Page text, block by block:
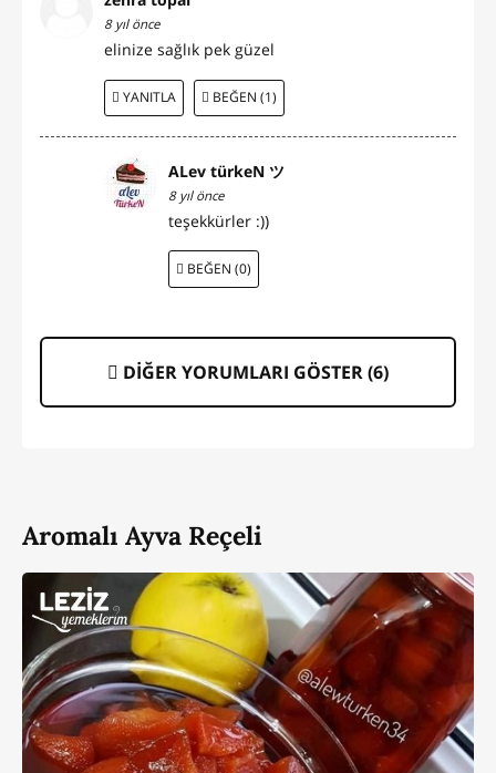
8 yıl önce
elinize sağlık pek güzel
YANITLA BEĞEN (1)
ALev türkeN ツ
8 yıl önce
teşekkürler :))
BEĞEN (0)
DİĞER YORUMLARI GÖSTER (6)
Aromalı Ayva Reçeli